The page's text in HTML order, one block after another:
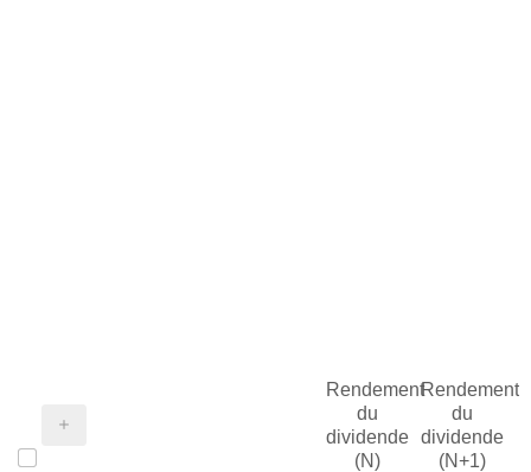
Rendement
du
dividende
(N)
Rendement
du
dividende
(N+1)